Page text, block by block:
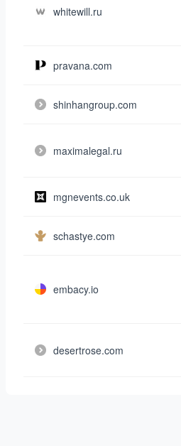
whitewill.ru
pravana.com
shinhangroup.com
maximalegal.ru
mgnevents.co.uk
schastye.com
embacy.io
desertrose.com